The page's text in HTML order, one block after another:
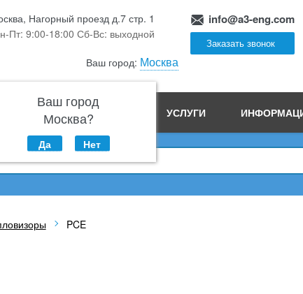
Нагорный проезд д.7 стр. 1
Пт: 9:00-18:00 Сб-Вс: выходной
Ваш город: Москва
Ваш город
Москва?
Да Нет
info@a3-eng.com
Заказать звонок
ПРОИЗВОДСТВО УСЛУГИ
PCE